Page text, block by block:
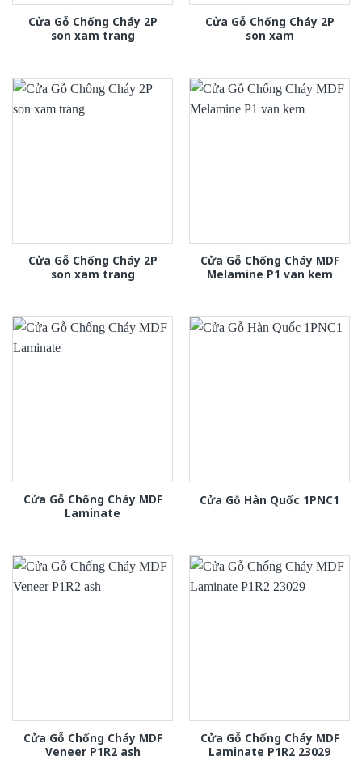
Cửa Gỗ Chống Cháy 2P
son xam trang
Cửa Gỗ Chống Cháy 2P
son xam
Cửa Gỗ Chống Cháy 2P
son xam trang
Cửa Gỗ Chống Cháy MDF
Melamine P1 van kem
Cửa Gỗ Chống Cháy MDF
Laminate
Cửa Gỗ Hàn Quốc 1PNC1
Cửa Gỗ Chống Cháy MDF
Veneer P1R2 ash
Cửa Gỗ Chống Cháy MDF
Laminate P1R2 23029